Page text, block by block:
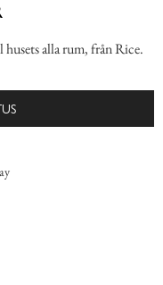
alla rum, från Rice.